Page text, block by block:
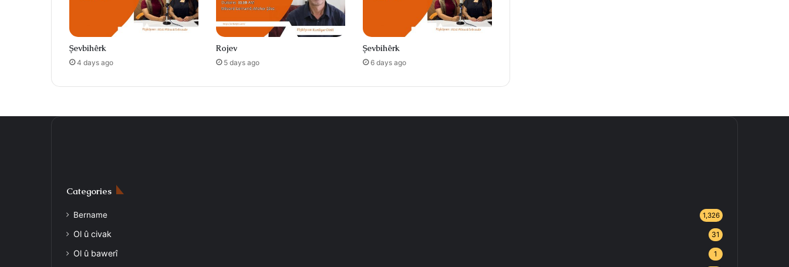
Şevbihêrk
4 days ago
Rojev
5 days ago
Şevbihêrk
6 days ago
Categories
Bername 1,326
Ol û civak 31
Ol û bawerî 1